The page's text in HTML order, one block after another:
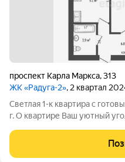
проспект Карла Маркса,313
ЖК «Радуга-2», 2 квартал
Светлая 1-к квартира с
г. О квартире Ваш уютный уголок в только что сданном доме
свой ковер и первым, кто
видом. Квартира